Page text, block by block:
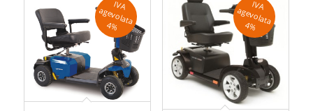
IV
A
a
g
e
v
o
la
ta
4
%
IV
A
a
g
e
v
o
la
ta
4
%